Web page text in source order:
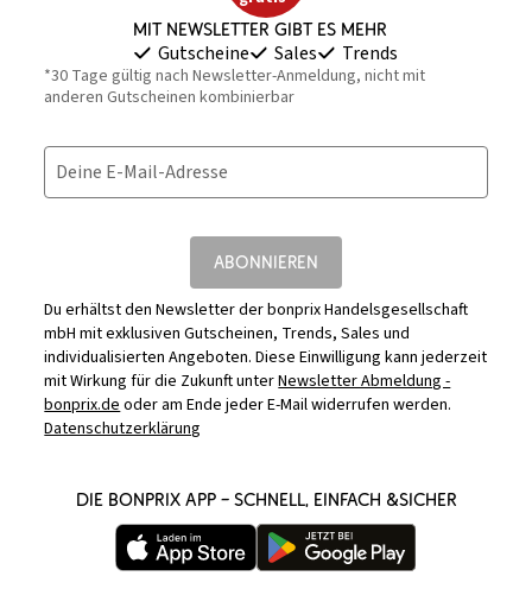
Mit Newsletter gibt es mehr
Gutscheine Sales Trends
*30 Tage gültig nach Newsletter-Anmeldung, nicht mit
anderen Gutscheinen kombinierbar
Deine E-Mail-Adresse
ABONNIEREN
Du erhältst den Newsletter der bonprix Handelsgesellschaft
mbH mit exklusiven Gutscheinen, Trends, Sales und
individualisierten Angeboten. Diese Einwilligung kann jederzeit
mit Wirkung für die Zukunft unterNewsletter Abmeldung -
bonprix.deoder am Ende jeder E-Mail widerrufen werden.
Datenschutzerklärung
DIE BONPRIX APP – SCHNELL, EINFACH &SICHER